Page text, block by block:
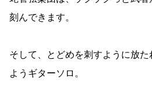
刻んできます。
そして、とどめを刺すように放
ようギターソロ。